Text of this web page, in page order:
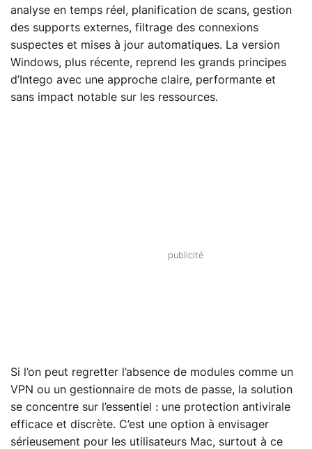
analyse en temps réel, planification de scans, gestion
des supports externes, filtrage des connexions
suspectes et mises à jour automatiques. La version
Windows, plus récente, reprend les grands principes
d’Intego avec une approche claire, performante et
sans impact notable sur les ressources.
Si l’on peut regretter l’absence de modules comme un
VPN ou un gestionnaire de mots de passe, la solution
se concentre sur l’essentiel : une protection antivirale
efficace et discrète. C’est une option à envisager
sérieusement pour les utilisateurs Mac, surtout à ce